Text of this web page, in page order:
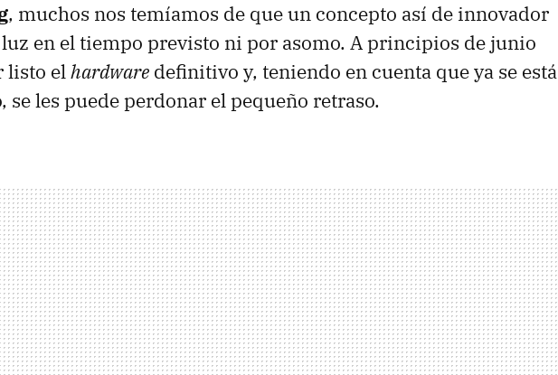
, muchos nos temíamos de que un concepto así de innovador
en el tiempo previsto ni por asomo. A principios de junio
listo elhardware definitivo y, teniendo en cuenta que ya se está
se les puede perdonar el pequeño retraso.